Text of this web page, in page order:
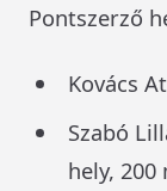
Pontszerző
Kovács
Szabó
hely, 200